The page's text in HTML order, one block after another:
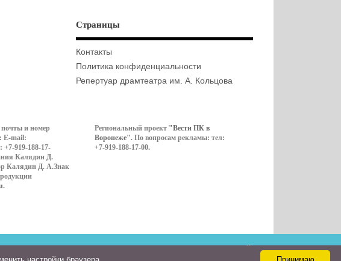
Страницы
Контакты
Политика конфиденциальности
Репертуар драмтеатра им. А. Кольцова
почты и номер
E-mail:
919-188-17-
Калядин Д.
Калядин Д. А.Знак
.
Региональный проект "Вести ПК в
Воронеже". По вопросам рекламы: тел:
+7-919-188-17-00.
Контакты